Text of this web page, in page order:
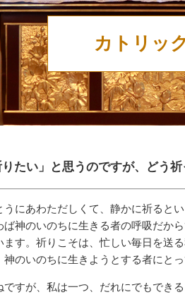
カトリッ
たい」と思うのですが、どう
にあわただしくて、静かに祈ると
神のいのちに生きる者の呼吸だか
す。祈りこそは、忙しい毎日を送
神のいのちに生きようとする者にと
すが、私は一つ、だれにでもでき